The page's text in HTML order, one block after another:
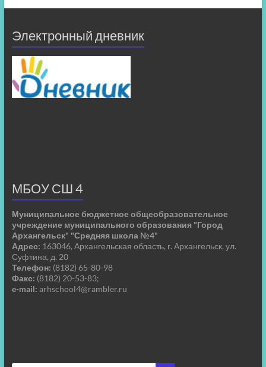
Электронный дневник
МБОУ СШ 4
Муниципальное бюджетное общеобразовательное
учреждение муниципального образования "Город
Архангельск" "Средняя школа №4"
Адрес: 163046, Архангельская область, г. Архангельск, ул.
Суфтина, д. 20
Телефон: (8182) 65-80-98
Факс: (8182) 20-53-83;
e-mail: arhschool4@rambler.ru